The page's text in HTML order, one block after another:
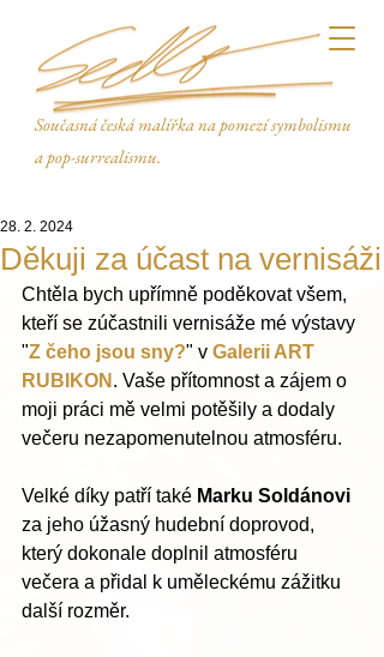
Současná česká malířka na pomezí symbolismu
a pop-surrealismu.
Děkuji za účast na vernisáži
28. 2. 2024
Chtěla bych upřímně poděkovat všem,
kteří se zúčastnili vernisáže mé výstavy
"Z čeho jsou sny?" v Galerii ART
RUBIKON . Vaše přítomnost a zájem o
moji práci mě velmi potěšily a dodaly
večeru nezapomenutelnou atmosféru.
Velké díky patří také Marku Soldánovi
za jeho úžasný hudební doprovod,
který dokonale doplnil atmosféru
večera a přidal k uměleckému zážitku
další rozměr.